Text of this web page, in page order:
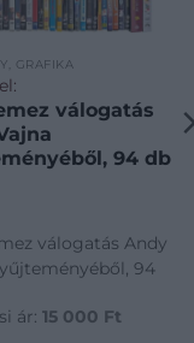
GRAFIKA
válogatás
94 db
válogatás Andy
94
ár: 15 000 Ft